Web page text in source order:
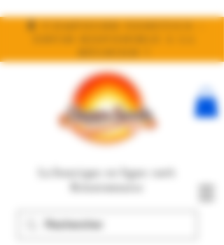
🧬 Compound Genetics :
La boutique en ligne 100%
Réunionnaise